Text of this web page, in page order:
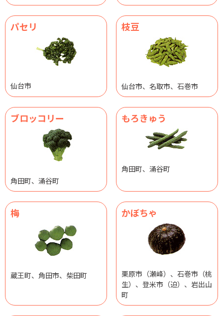
パセリ
仙台市
枝豆
仙台市、名取市、石巻市
ブロッコリー
角田町、涌谷町
もろきゅう
角田町、涌谷町
梅
蔵王町、角田市、柴田町
かぼちゃ
栗原市（瀬峰）、石巻市（桃
生）、登米市（迫）、岩出山
町